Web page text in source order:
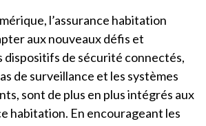
l’assurance habitation
aux nouveaux défis et
dispositifs de sécurité connectés,
de surveillance et les systèmes
sont de plus en plus intégrés aux
habitation. En encourageant les